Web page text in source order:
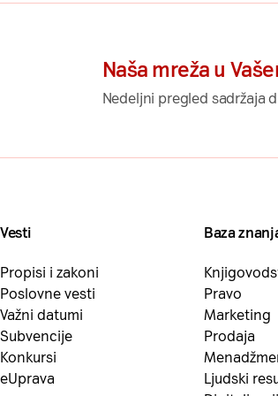
Naša mreža u
Nedeljni pregled sadržaja
Vesti
Propisi i zakoni
Poslovne vesti
Važni datumi
Subvencije
Konkursi
eUprava
Baza
Pravo
Marketing
Prodaja
Ljudski